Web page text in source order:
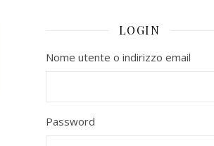
LOGIN
Nome utente o indirizzo email
Password